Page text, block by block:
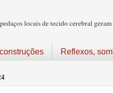
locais de tecido cerebral
Reflexos,